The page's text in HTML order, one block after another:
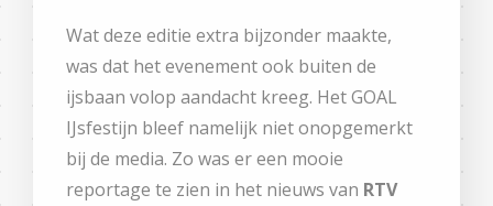
Wat deze editie extra bijzonder maakte,
was dat het evenement ook buiten de
ijsbaan volop aandacht kreeg. Het GOAL
IJsfestijn bleef namelijk niet onopgemerkt
bij de media. Zo was er een mooie
reportage te zien in het nieuws van RTV